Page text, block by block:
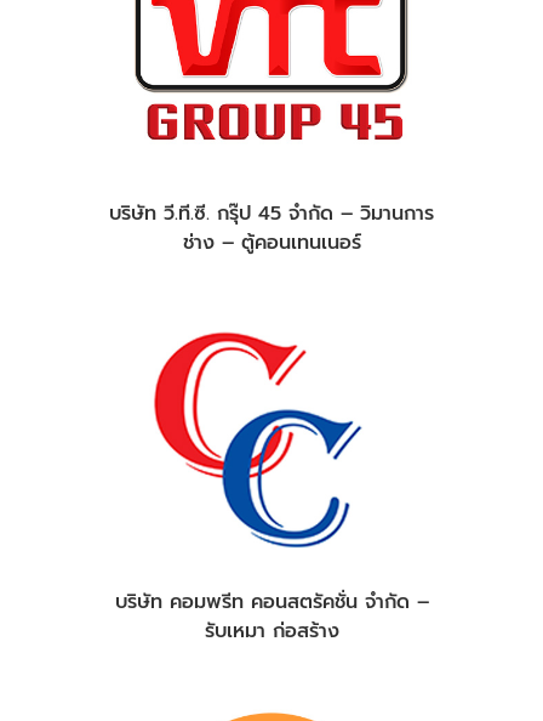
บริษัท วี.ที.ซี. กรุ๊ป 45 จำกัด – วิมานการ
ช่าง – ตู้คอนเทนเนอร์
บริษัท คอมพรีท คอนสตรัคชั่น จำกัด –
รับเหมา ก่อสร้าง